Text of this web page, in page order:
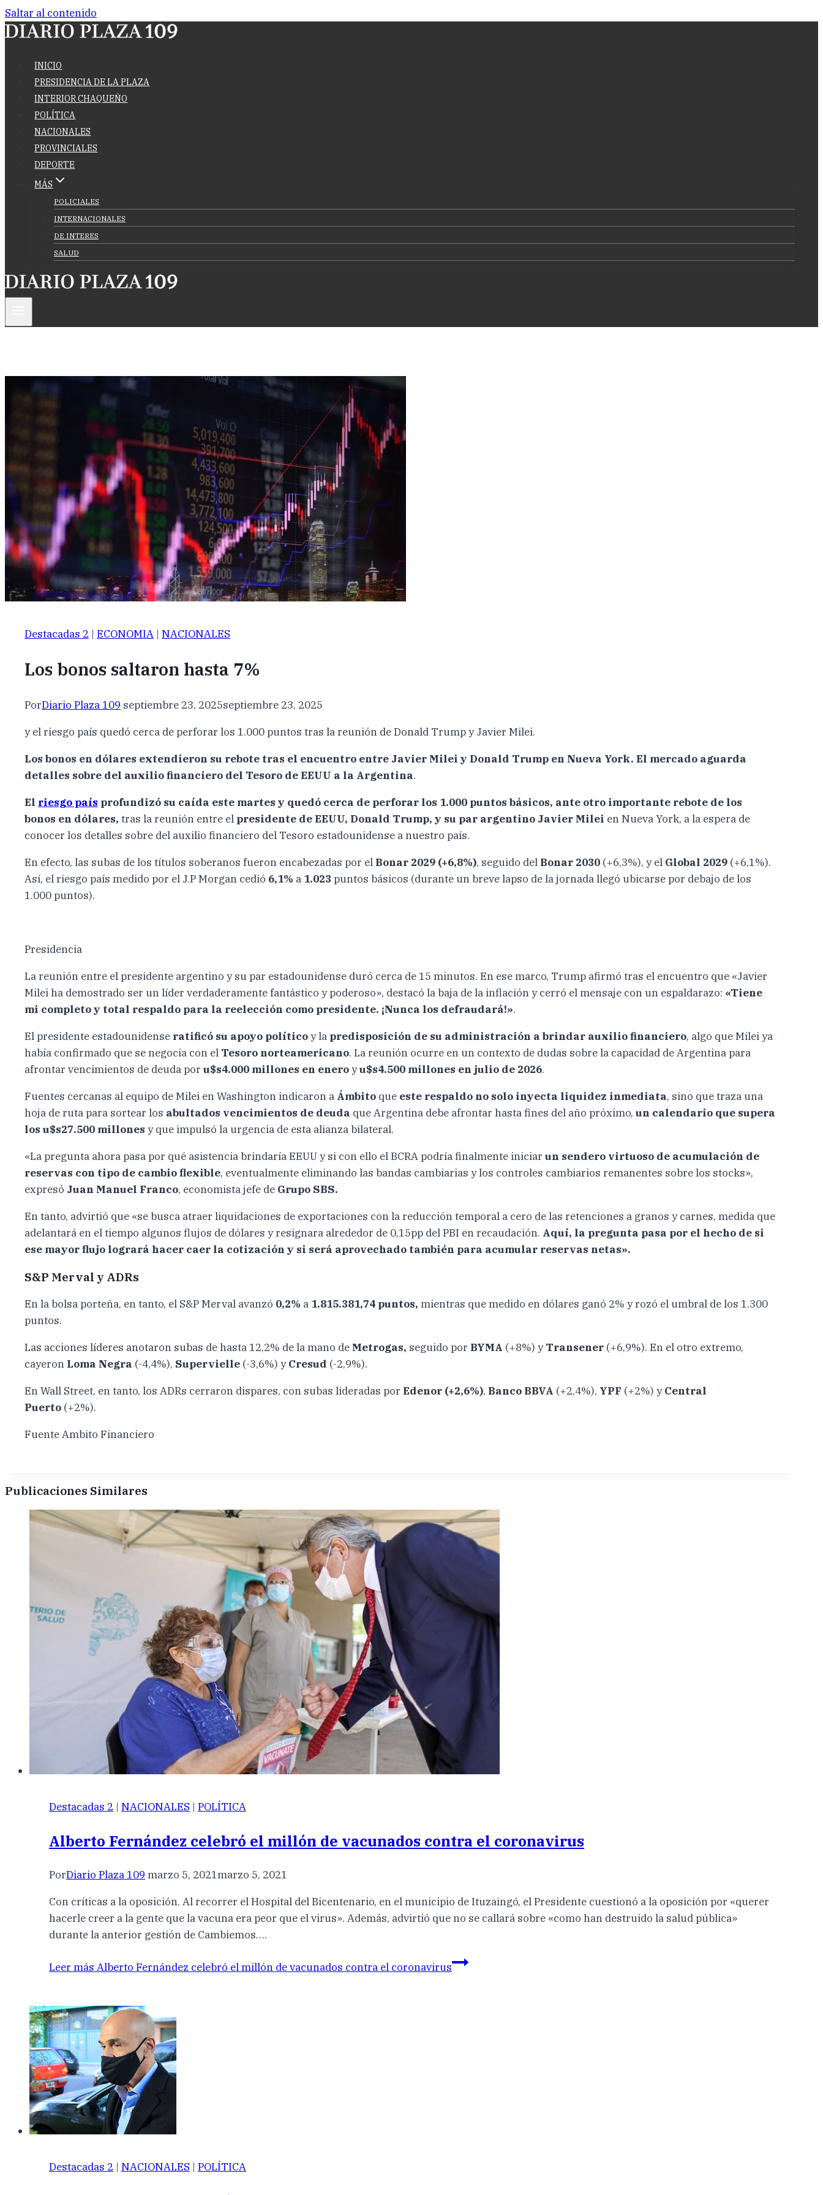
Saltar al contenido
INICIO
PRESIDENCIA DE LA PLAZA
INTERIOR CHAQUEÑO
POLÍTICA
NACIONALES
PROVINCIALES
DEPORTE
MÁS
POLICIALES
INTERNACIONALES
DE INTERES
SALUD
Destacadas 2 | ECONOMIA | NACIONALES
Los bonos saltaron hasta 7%
PorDiario Plaza 109 septiembre 23, 2025septiembre 23, 2025
y el riesgo país quedó cerca de perforar los 1.000 puntos tras la reunión de Donald Trump y Javier Milei.
Los bonos en dólares extendieron su rebote tras el encuentro entre Javier Milei y Donald Trump en Nueva York. El mercado aguarda
detalles sobre del auxilio financiero del Tesoro de EEUU a la Argentina.
El riesgo país profundizó su caída este martes y quedó cerca de perforar los 1.000 puntos básicos, ante otro importante rebote de los
bonos en dólares, tras la reunión entre el presidente de EEUU, Donald Trump, y su par argentino Javier Milei en Nueva York, a la espera de
conocer los detalles sobre del auxilio financiero del Tesoro estadounidense a nuestro país.
En efecto, las subas de los títulos soberanos fueron encabezadas por el Bonar 2029 (+6,8%), seguido del Bonar 2030 (+6,3%), y el Global 2029 (+6,1%).
Así, el riesgo país medido por el J.P Morgan cedió 6,1% a 1.023 puntos básicos (durante un breve lapso de la jornada llegó ubicarse por debajo de los
1.000 puntos).
Presidencia
La reunión entre el presidente argentino y su par estadounidense duró cerca de 15 minutos. En ese marco, Trump afirmó tras el encuentro que «Javier
Milei ha demostrado ser un líder verdaderamente fantástico y poderoso», destacó la baja de la inflación y cerró el mensaje con un espaldarazo: «Tiene
mi completo y total respaldo para la reelección como presidente. ¡Nunca los defraudará!».
El presidente estadounidense ratificó su apoyo políticoy la predisposición de su administración a brindar auxilio financiero, algo que Milei ya
había confirmado que se negocia con el Tesoro norteamericano. La reunión ocurre en un contexto de dudas sobre la capacidad de Argentina para
afrontar vencimientos de deuda por u$s4.000 millones en eneroyu$s4.500 millones en julio de 2026.
Fuentes cercanas al equipo de Milei en Washington indicaron a Ámbito que este respaldo no solo inyecta liquidez inmediata, sino que traza una
hoja de ruta para sortear los abultados vencimientos de deuda que Argentina debe afrontar hasta fines del año próximo, un calendario que supera
los u$s27.500 millones y que impulsó la urgencia de esta alianza bilateral.
«La pregunta ahora pasa por qué asistencia brindaría EEUU y si con ello el BCRA podría finalmente iniciar un sendero virtuoso de acumulación de
reservas con tipo de cambio flexible, eventualmente eliminando las bandas cambiarias y los controles cambiarios remanentes sobre los stocks»,
expresó Juan Manuel Franco, economista jefe de Grupo SBS.
En tanto, advirtió que «se busca atraer liquidaciones de exportaciones con la reducción temporal a cero de las retenciones a granos y carnes, medida que
adelantará en el tiempo algunos flujos de dólares y resignara alrededor de 0,15pp del PBI en recaudación. Aquí, la pregunta pasa por el hecho de si
ese mayor flujo logrará hacer caer la cotización y si será aprovechado también para acumular reservas netas».
S&P Merval y ADRs
En la bolsa porteña, en tanto, el S&P Merval avanzó 0,2% a 1.815.381,74 puntos, mientras que medido en dólares ganó 2% y rozó el umbral de los 1.300
puntos.
Las acciones líderes anotaron subas de hasta 12,2% de la mano de Metrogas, seguido por BYMA (+8%) yTransener (+6,9%). En el otro extremo,
cayeron Loma Negra (-4,4%), Supervielle (-3,6%) yCresud (-2,9%).
En Wall Street, en tanto, los ADRs cerraron dispares, con subas lideradas por Edenor (+2,6%), Banco BBVA (+2,4%), YPF (+2%) yCentral
Puerto (+2%).
Fuente Ambito Financiero
Publicaciones Similares
Destacadas 2 | NACIONALES | POLÍTICA
Alberto Fernández celebró el millón de vacunados contra el coronavirus
PorDiario Plaza 109 marzo 5, 2021marzo 5, 2021
Con críticas a la oposición. Al recorrer el Hospital del Bicentenario, en el municipio de Ituzaingó, el Presidente cuestionó a la oposición por «querer
hacerle creer a la gente que la vacuna era peor que el virus». Además, advirtió que no se callará sobre «como han destruido la salud pública»
durante la anterior gestión de Cambiemos….
Leer más Alberto Fernández celebró el millón de vacunados contra el coronavirus
Destacadas 2 | NACIONALES | POLÍTICA